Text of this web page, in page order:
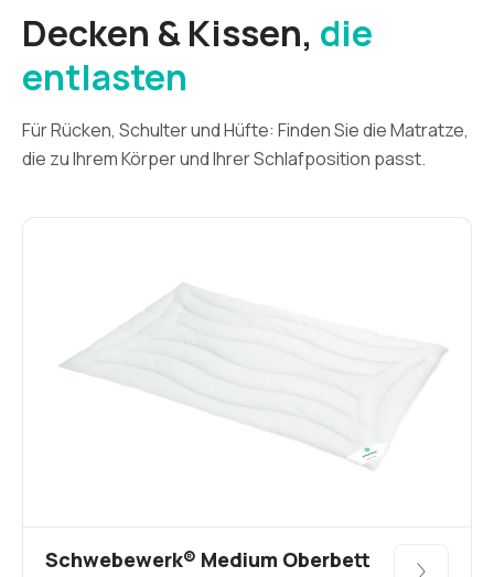
Decken & Kissen, die
entlasten
Für Rücken, Schulter und Hüfte: Finden Sie die Matratze,
die zu Ihrem Körper und Ihrer Schlafposition passt.
Schwebewerk® Medium Oberbett